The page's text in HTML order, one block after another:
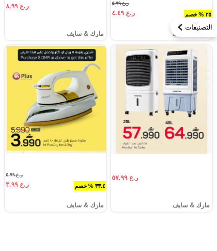
التصنيفات
٢٥ % خصم
ر.ع ٥.٩٩
ر.ع ٤.٤٩
مارك & سايف
ر.ع ٨.٩٩
مارك & سايف
ر.ع ٥٧.٩٩
مارك & سايف
٣٣.٤ % خصم
ر.ع ٥.٩٩
ر.ع ٣.٩٩
مارك & سايف